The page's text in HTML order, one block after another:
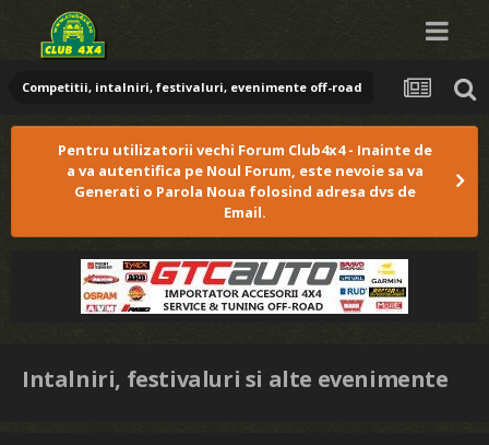
Competitii, intalniri, festivaluri, evenimente off-road
Pentru utilizatorii vechi Forum Club4x4 - Inainte de
a va autentifica pe Noul Forum, este nevoie sa va
Generati o Parola Noua folosind adresa dvs de
Email.
Intalniri, festivaluri si alte evenimente